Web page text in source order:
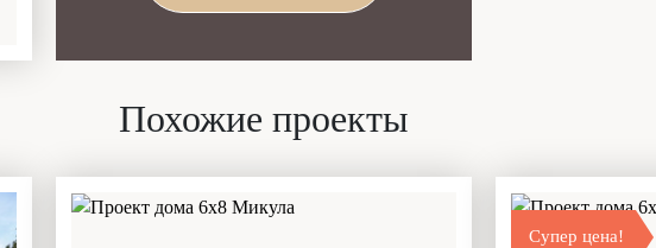
Похожие проекты
Супер цена!